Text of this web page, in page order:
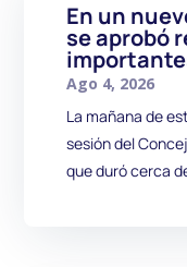
En un
se aprobó
Ago 4, 2026
La mañana de
sesión del
que duró cerca